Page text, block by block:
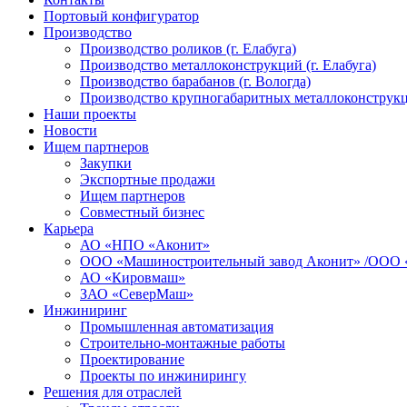
Портовый конфигуратор
Производство
Производство роликов (г. Елабуга)
Производство металлоконструкций (г. Елабуга)
Производство барабанов (г. Вологда)
Производство крупногабаритных
Наши проекты
Новости
Ищем партнеров
Закупки
Экспортные продажи
Ищем партнеров
Совместный бизнес
Карьера
АО «НПО «Аконит»
ООО «Машиностроительный завод Аконит» /ООО
АО «Кировмаш»
ЗАО «СеверМаш»
Инжиниринг
Промышленная автоматизация
Строительно-монтажные работы
Проектирование
Проекты по инжинирингу
Решения для отраслей